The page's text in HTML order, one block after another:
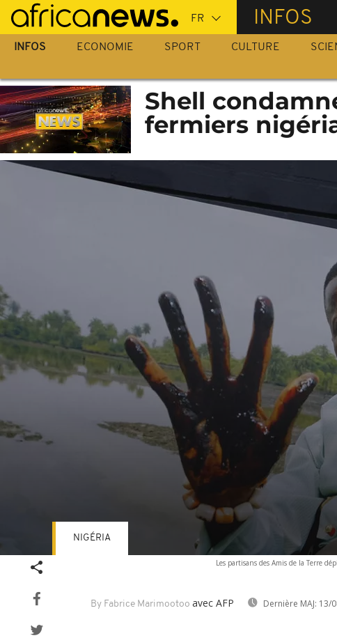
Passer
au
contenu
INFOS
INFOS ECONOMIE SPORT CULTURE
Shell
fermiers
Les partisans des Amis de la Terre
By Fabrice Marimootoo avec AFP Dernière MAJ: 13/
NIGÉRIA